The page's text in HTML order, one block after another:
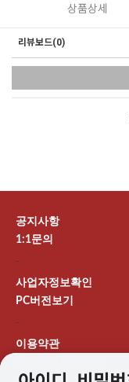
상품상세
리뷰보드(0)
공지사항
1:1문의
-
사업자정보확인
PC버전보기
-
이용약관